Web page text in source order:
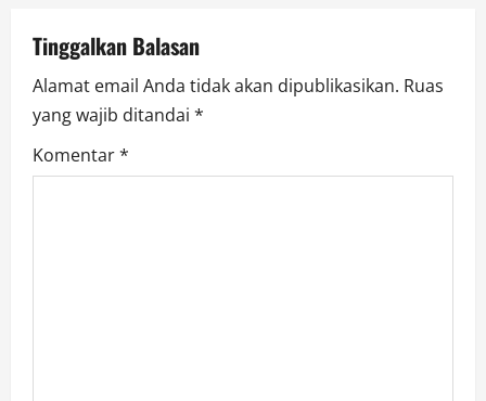
o
n
Tinggalkan Balasan
Alamat email Anda tidak akan dipublikasikan. Ruas
yang wajib ditandai *
Komentar*